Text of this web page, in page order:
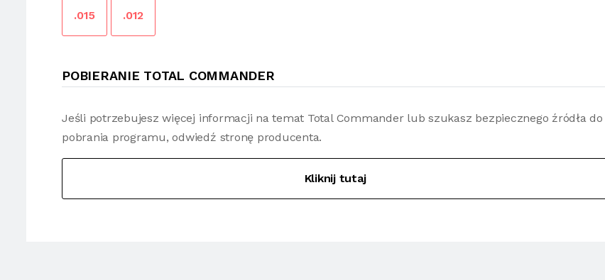
.015 .012
POBIERANIE TOTAL COMMANDER
Jeśli potrzebujesz więcej informacji na temat Total Commander lub szukasz bezpiecznego źródła do
pobrania programu, odwiedź stronę producenta.
Kliknij tutaj